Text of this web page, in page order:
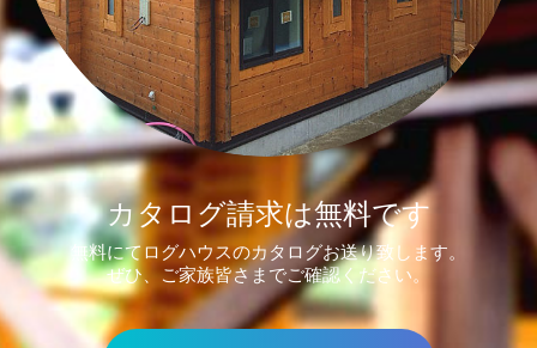
カタログ請求は無料です
無料にてログハウスのカタログお送り致します。
ぜひ、ご家族皆さまでご確認ください。